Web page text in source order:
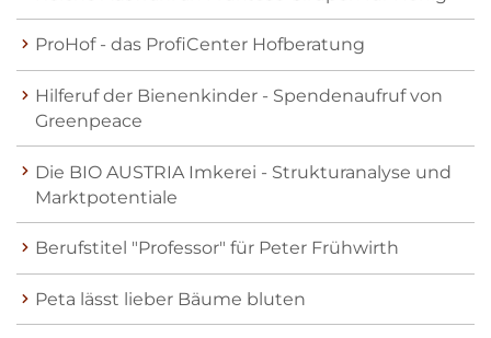
ProHof - das ProfiCenter Hofberatung
Hilferuf der Bienenkinder - Spendenaufruf von
Greenpeace
Die BIO AUSTRIA Imkerei - Strukturanalyse und
Marktpotentiale
Berufstitel "Professor" für Peter Frühwirth
Peta lässt lieber Bäume bluten